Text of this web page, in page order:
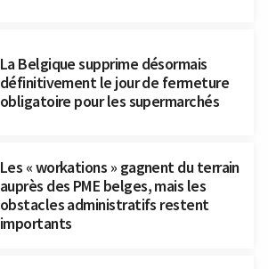
La Belgique supprime désormais
définitivement le jour de fermeture
obligatoire pour les supermarchés
Les « workations » gagnent du terrain
auprès des PME belges, mais les
obstacles administratifs restent
importants